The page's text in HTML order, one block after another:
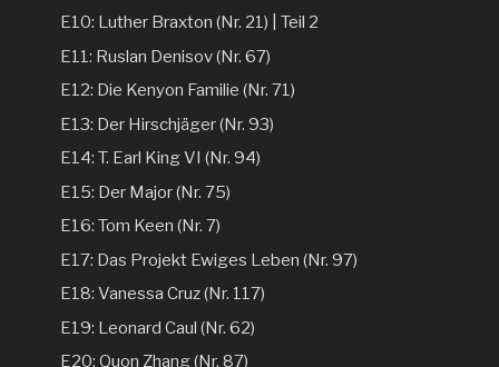
E10: Luther Braxton (Nr. 21) | Teil 2
E11: Ruslan Denisov (Nr. 67)
E12: Die Kenyon Familie (Nr. 71)
E13: Der Hirschjäger (Nr. 93)
E14: T. Earl King VI (Nr. 94)
E15: Der Major (Nr. 75)
E16: Tom Keen (Nr. 7)
E17: Das Projekt Ewiges Leben (Nr. 97)
E18: Vanessa Cruz (Nr. 117)
E19: Leonard Caul (Nr. 62)
E20: Quon Zhang (Nr. 87)